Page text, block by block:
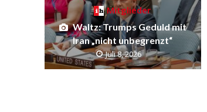
Mitglieder
Waltz: Trumps Geduld mit
Iran „nicht unbegrenzt“
Juli 8, 2026